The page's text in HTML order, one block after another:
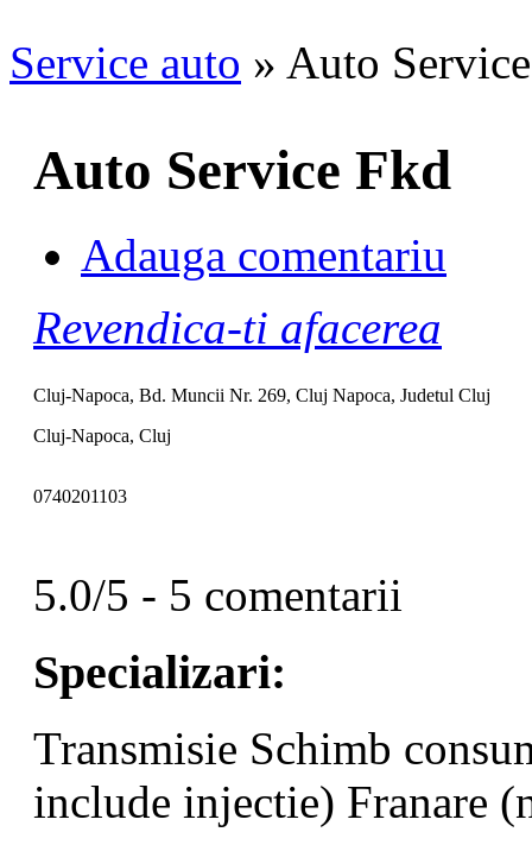
Service auto » Auto
Auto Service Fkd
Adauga comentariu
Revendica-ti afacerea
Cluj-Napoca, Bd. Muncii Nr. 269, Cluj Napoca, Judetul Cluj
Cluj-Napoca, Cluj
0740201103
5.0/5 - 5 comentarii
Specializari:
Transmisie Schimb
include injectie) Franare